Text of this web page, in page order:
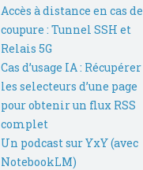
Accès à distance en cas de
coupure : Tunnel SSH et
Relais 5G
Cas d’usage IA : Récupérer
les selecteurs d’une page
pour obtenir un flux RSS
complet
Un podcast sur YxY (avec
NotebookLM)